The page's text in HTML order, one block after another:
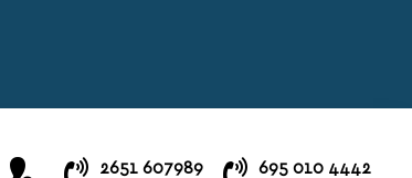
2651 607989 695 010 4442